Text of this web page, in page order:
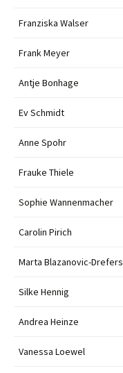
Franziska Walser
Frank Meyer
Antje Bonhage
Ev Schmidt
Anne Spohr
Frauke Thiele
Sophie Wannenmacher
Carolin Pirich
Marta Blazanovic-Drefers
Silke Hennig
Andrea Heinze
Vanessa Loewel